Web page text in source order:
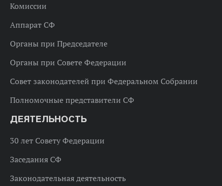
Комиссии
Аппарат СФ
Органы при Председателе
Органы при Совете Федерации
Совет законодателей при Федеральном Собрании
Полномочные представители СФ
ДЕЯТЕЛЬНОСТЬ
30 лет Совету Федерации
Заседания СФ
Законодательная деятельность